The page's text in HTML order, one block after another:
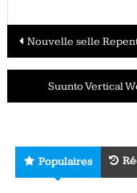
Navigation
des
articles
Nouvelle selle
Suunto Vertical
Populaires